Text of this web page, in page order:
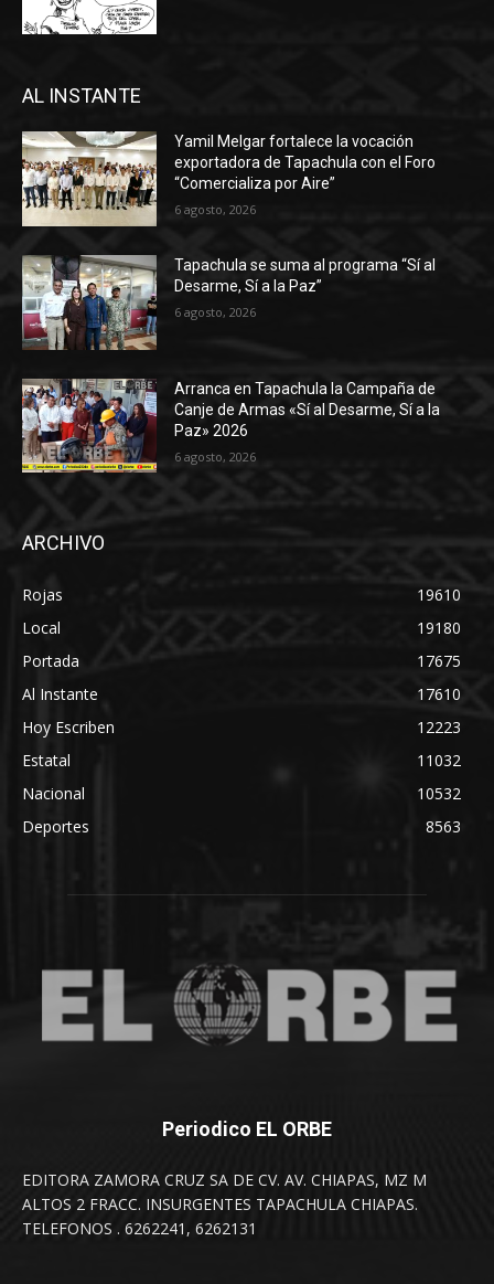
AL INSTANTE
Yamil Melgar fortalece la vocación
exportadora de Tapachula con el Foro
“Comercializa por Aire”
6 agosto, 2026
Tapachula se suma al programa “Sí al
Desarme, Sí a la Paz”
6 agosto, 2026
Arranca en Tapachula la Campaña de
Canje de Armas «Sí al Desarme, Sí a la
Paz» 2026
6 agosto, 2026
ARCHIVO
Rojas
19610
Local
19180
Portada
17675
Al Instante
17610
Hoy Escriben
12223
Estatal
11032
Nacional
10532
Deportes
8563
Periodico EL ORBE
EDITORA ZAMORA CRUZ SA DE CV. AV. CHIAPAS, MZ M
ALTOS 2 FRACC. INSURGENTES TAPACHULA CHIAPAS.
TELEFONOS . 6262241, 6262131